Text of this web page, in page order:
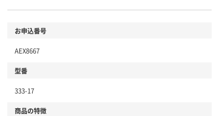
お申込番号
AEX8667
型番
333-17
商品の特徴